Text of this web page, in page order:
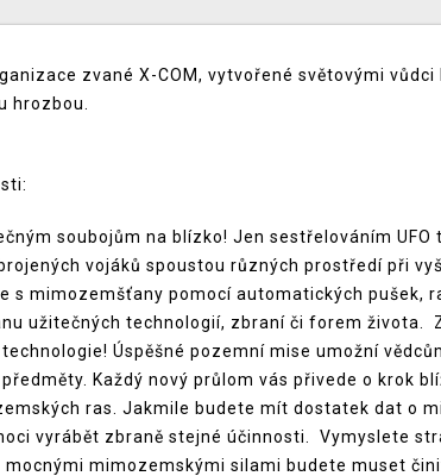
zvané X-COM, vytvořené světovými
hrozbou.
soubojům na blízko! Jen sestřelováním
vojáků spoustou různých prostředí při
s mimozemšťany pomocí automatických pušek,
užitečných technologií, zbraní či forem života.
Úspěšné pozemní mise umožní
Každý nový průlom vás přivede o krok
ras. Jakmile budete mít dostatek dat o
vyrábět zbraně stejné účinnosti. Vymyslete
mocnými mimozemskými silami budete muset